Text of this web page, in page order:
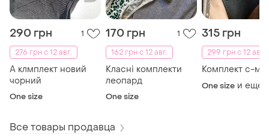
290 грн
1
276 грн с 12 авг.
А клмплект новий
чорний
One size
170 грн
1
162 грн с 12 авг.
Класні комплекти
леопард
One size
315 грн
299 грн с 12 авг.
Комплект с-м
One size и еще
Все товары продавца